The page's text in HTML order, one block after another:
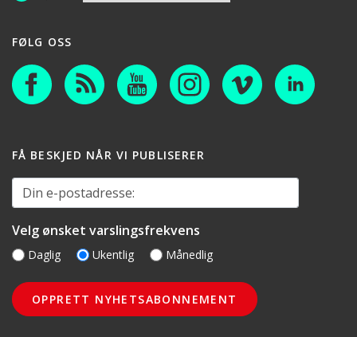
FØLG OSS
FÅ BESKJED NÅR VI PUBLISERER
Din e-postadresse:
Velg ønsket varslingsfrekvens
Daglig Ukentlig Månedlig